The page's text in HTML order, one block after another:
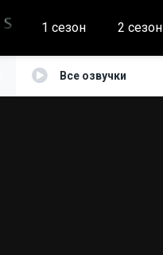
1 сезон 2 сезон
Все озвучки